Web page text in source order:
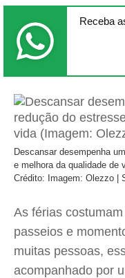
Receba
Descansar desempenha
e melhora da qualidade de
Crédito: Imagem: Olezzo |
As férias
passeios e
muitas pessoas,
acompanhado por